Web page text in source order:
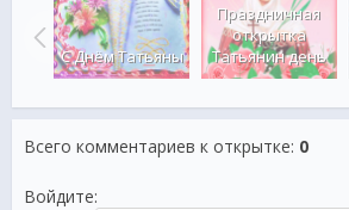
С Днём Татьяны
Праздничная
открытка
Татьянин день
Всего комментариев к открытке: 0
Войдите: